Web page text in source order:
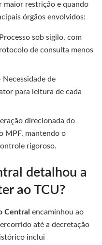
maior restrição e quando
órgãos envolvidos:
sob sigilo, com
de consulta menos
Necessidade de
para leitura de cada
direcionada do
MPF, mantendo o
rigoroso.
detalhou a
ao TCU?
Central encaminhou ao
até a decretação
inclui